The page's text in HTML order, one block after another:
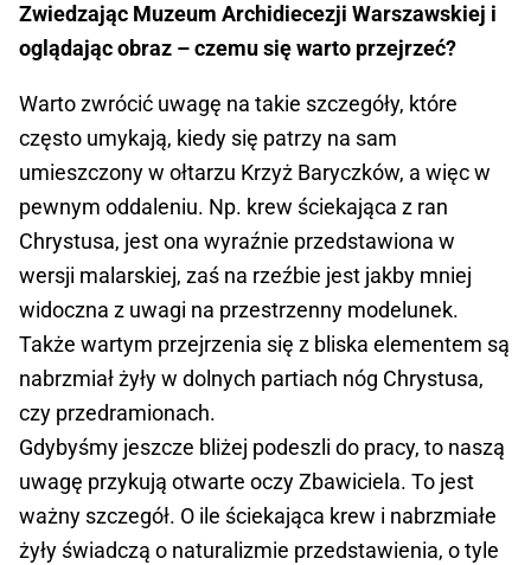
Zwiedzając Muzeum Archidiecezji Warszawskiej i
oglądając obraz – czemu się warto przejrzeć?
Warto zwrócić uwagę na takie szczegóły, które
często umykają, kiedy się patrzy na sam
umieszczony w ołtarzu Krzyż Baryczków, a więc w
pewnym oddaleniu. Np. krew ściekająca z ran
Chrystusa, jest ona wyraźnie przedstawiona w
wersji malarskiej, zaś na rzeźbie jest jakby mniej
widoczna z uwagi na przestrzenny modelunek.
Także wartym przejrzenia się z bliska elementem są
nabrzmiał żyły w dolnych partiach nóg Chrystusa,
czy przedramionach.
Gdybyśmy jeszcze bliżej podeszli do pracy, to naszą
uwagę przykują otwarte oczy Zbawiciela. To jest
ważny szczegół. O ile ściekająca krew i nabrzmiałe
żyły świadczą o naturalizmie przedstawienia, o tyle